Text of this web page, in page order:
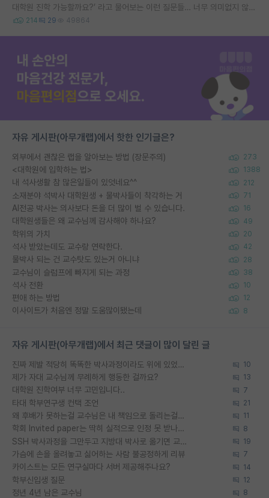
대학원 진학 가능할까요?’ 라고 물어보는 이런 질문들… 너무 의미없지 않나요?
214 29 49864
자유 게시판(아무개랩)에서 핫한 인기글은?
외부에서 괜찮은 랩을 알아보는 방법 (장문주의) 273
<대학원에 입학하는 법> 1388
내 석사생활 참 많은일들이 있엇네요^^ 212
소재분야 석박사 대학원생 + 물박사들이 착각하는 거 71
AI전공 박사는 의사보다 돈을 더 많이 벌 수 있습니다. 16
대학원생들은 왜 교수님께 감사해야 하나요? 49
학위의 가치 20
석사 받았는데도 교수랑 연락한다. 42
물박사 되는 건 교수탓도 있는거 아니냐 28
교수님이 슬럼프에 빠지게 되는 과정 38
석사 전환 10
편애 하는 방법 12
이사이트가 처음엔 정말 도움많이됐는데 8
자유 게시판(아무개랩)에서 최근 댓글이 많이 달린 글
진짜 제발 적당히 똑똑한 박사과정이라도 위에 있었으면.. 10
제가 자대 교수님께 무례하게 행동한 걸까요? 13
대학원 진학여부 너무 고민입니다.. 7
타대 학부연구생 컨택 조언 21
왜 후배가 못하는걸 교수님은 내 책임으로 돌리는걸까요? 11
학회 Invited paper는 딱히 실적으로 인정 못 받나요? 8
SSH 박사과정을 그만두고 지방대 박사로 옮기면 교수의 꿈은 끝일까요? 19
가슴에 손을 올려놓고 싫어하는 사람 불공정하게 리뷰 7
카이스트는 모든 연구실마다 서버 제공해주나요? 14
학부신입생 질문 12
정년 4년 남은 교수님 8